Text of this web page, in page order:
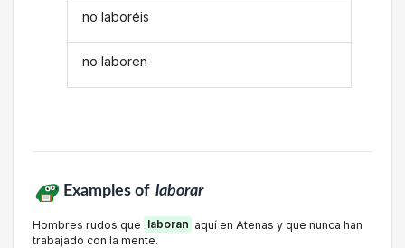
no laboréis
no laboren
Examples of laborar
Hombres rudos que laboran aquí en Atenas y que nunca han
trabajado con la mente.